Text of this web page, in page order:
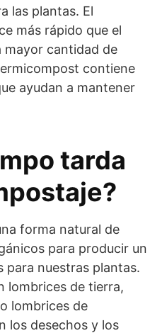
las plantas. El
más rápido que el
mayor cantidad de
contiene
ayudan a mantener
tarda
forma natural de
para producir un
para nuestras plantas.
lombrices de tierra,
lombrices de
los desechos y los